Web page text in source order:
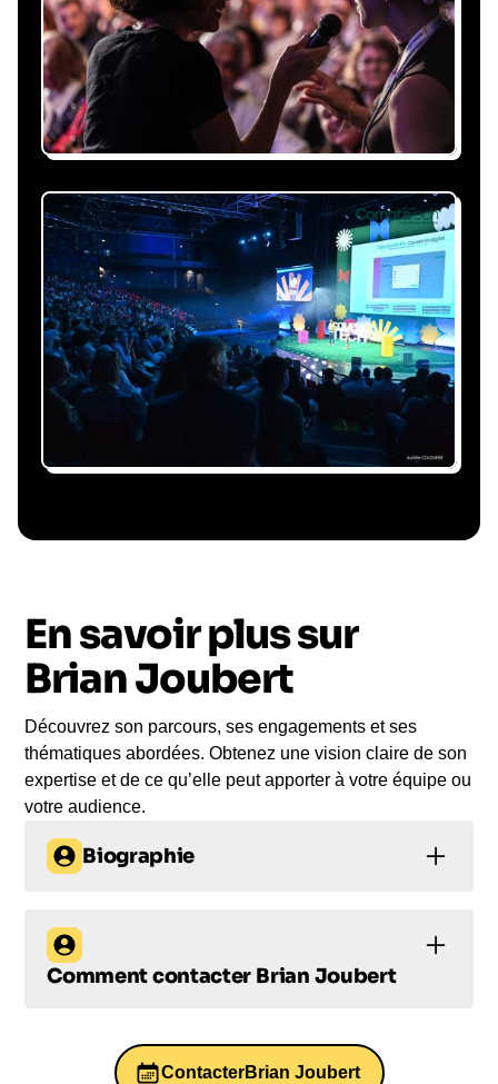
sous 24h avec une proposition
personnalisée, claire et adaptée à votre
événement et à vos contraintes.
Nous nous occupons de
tout
Gestion du planning, échanges avec le
conférencier, coordination logistique : vous
êtes accompagné à chaque étape, sans perte
de temps ni complication.
Le conférencier vient à
Le jour de la conférence, l’intervenant se
rend sur votre évènement pour une prise de
parole impactante, engageante et sur-mesure
En savoir plus sur
Brian Joubert
Découvrez son parcours, ses engagements et ses
thématiques abordées. Obtenez une vision claire de son
expertise et de ce qu’elle peut apporter à votre équipe ou
votre audience.
Biographie
du Patinage Artistique
et Conférencier
Comment contacter Brian Joubert
Comment
ContacterBrian Joubert